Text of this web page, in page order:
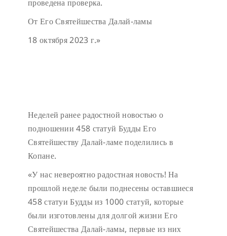
проведена проверка.
От Его Святейшества Далай-ламы
18 октября 2023 г.»
Неделей ранее радостной новостью о
подношении 458 статуй Будды Его
Святейшеству Далай-ламе поделились в
Копане.
«У нас невероятно радостная новость! На
прошлой неделе были поднесены оставшиеся
458 статуи Будды из 1000 статуй, которые
были изготовлены для долгой жизни Его
Святейшества Далай-ламы, первые из них